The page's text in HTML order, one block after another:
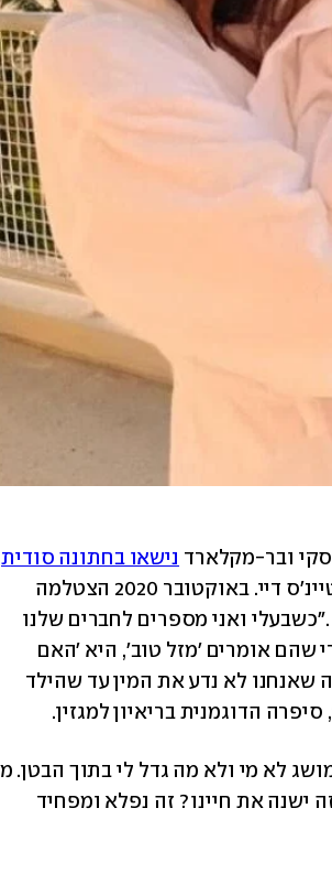
נישאו בחתונה סודית